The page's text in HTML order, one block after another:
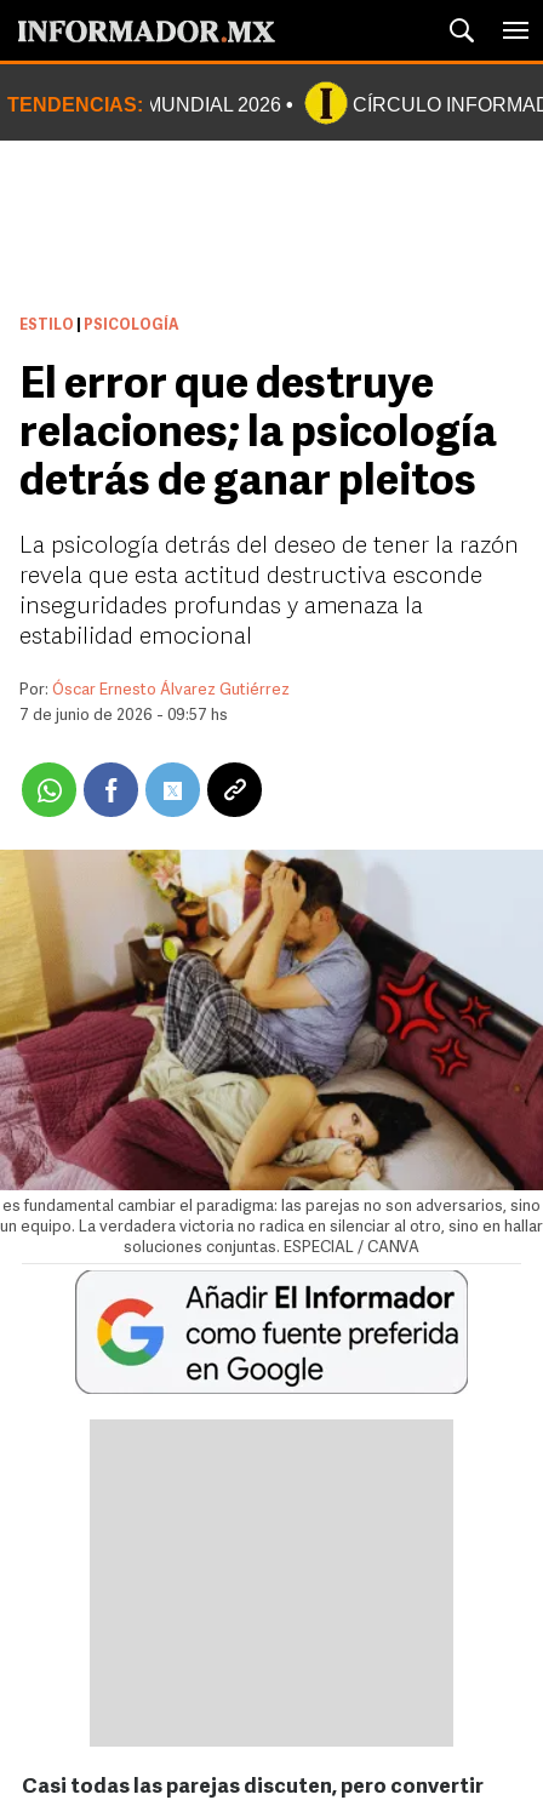
TENDENCIAS: MUNDIAL 2026 CÍRCULO
ESTILO PSICOLOGÍA
El error que destruye
relaciones; la psicología
detrás de ganar pleitos
La psicología detrás del deseo de tener la razón
revela que esta actitud destructiva esconde
inseguridades profundas y amenaza la
estabilidad emocional
Por: Óscar Ernesto Álvarez Gutiérrez
7 de junio de 2026 - 09:57 hs
es fundamental cambiar el paradigma: las parejas no son adversarios, sino
un equipo. La verdadera victoria no radica en silenciar al otro, sino en hallar
soluciones conjuntas. ESPECIAL / CANVA
Casi todas las parejas discuten, pero convertir